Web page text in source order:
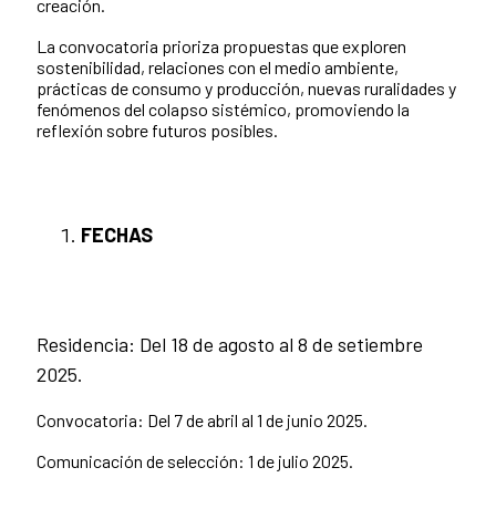
creación.
La convocatoria prioriza propuestas que exploren
sostenibilidad, relaciones con el medio ambiente,
prácticas de consumo y producción, nuevas ruralidades y
fenómenos del colapso sistémico, promoviendo la
reflexión sobre futuros posibles.
FECHAS
Residencia: Del 18 de agosto al 8 de setiembre
2025.
Convocatoria: Del 7 de abril al 1 de junio 2025.
Comunicación de selección: 1 de julio 2025.